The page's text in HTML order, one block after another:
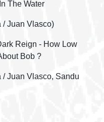
The Water
Juan Vlasco)
Reign - How Low
Bob ?
Juan Vlasco, Sandu